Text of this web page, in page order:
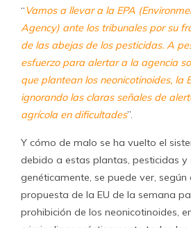
“Vamos a llevar a la EPA
Agency) ante los tribunales por su
de las abejas de los pesticidas. A
esfuerzo para alertar a la agencia
que plantean los neonicotinoides, la
ignorando las claras señales de
agrícola en dificultades”.
Y cómo de malo se ha vuelto el
debido a estas plantas, pesticidas
genéticamente, se puede ver, según
propuesta de la EU de la semana
prohibición de los neonicotinoides,